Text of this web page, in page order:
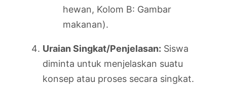
hewan, Kolom B: Gambar
makanan).
Uraian Singkat/Penjelasan: Siswa
diminta untuk menjelaskan suatu
konsep atau proses secara singkat.